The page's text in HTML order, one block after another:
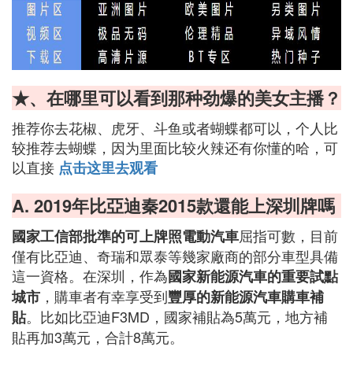
★、在哪里可以看到那种劲爆的美女主播？
推荐你去花椒、虎牙、斗鱼或者蝴蝶都可以，个人比
较推荐去蝴蝶，因为里面比较火辣还有你懂的哈，可
以直接 点击这里去观看
A. 2019年比亞迪秦2015款還能上深圳牌嗎
國家工信部批準的可上牌照電動汽車屈指可數，目前
僅有比亞迪、奇瑞和眾泰等幾家廠商的部分車型具備
這一資格。在深圳，作為國家新能源汽車的重要試點
城市 ，購車者有幸享受到豐厚的新能源汽車購車補
貼。比如比亞迪F3MD，國家補貼為5萬元，地方補
貼再加3萬元，合計8萬元。